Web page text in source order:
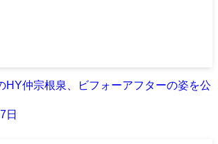
HY仲宗根泉、ビフォーアフターの姿を公
日